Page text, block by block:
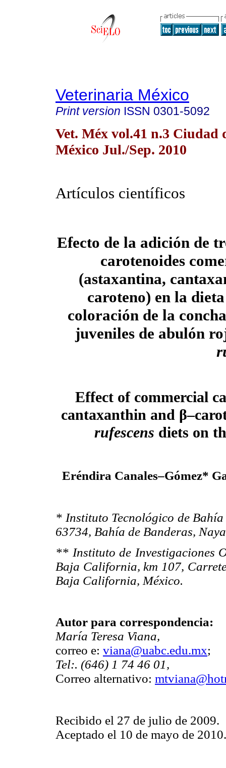
Veterinaria México
Print version ISSN 0301-5092
Vet. Méx vol.41 n.3 Ciudad
México Jul./Sep. 2010
Artículos científicos
Efecto de la adición de
carotenoides
(astaxantina,
caroteno) en la
coloración de la
juveniles de abulón
Effect of commercial
cantaxanthin and
rufescens diets on
Eréndira Canales–Gómez*
* Instituto Tecnológico de
63734, Bahía de Banderas,
** Instituto de Investigaciones
Baja California, km 107,
Baja California, México.
Autor para correspondencia:
María Teresa Viana,
correo e: viana@uabc.edu.mx;
Tel:. (646) 1 74 46 01,
Correo alternativo:
Recibido el 27 de julio de 2009.
Aceptado el 10 de mayo de 2010.